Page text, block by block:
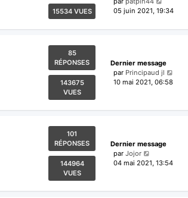
15534 VUES
05 juin 2021, 19:34
85
RÉPONSES
143675
VUES
Dernier message
par Principaud jl
10 mai 2021, 06:58
101
RÉPONSES
144964
VUES
Dernier message
par Jojor
04 mai 2021, 13:54